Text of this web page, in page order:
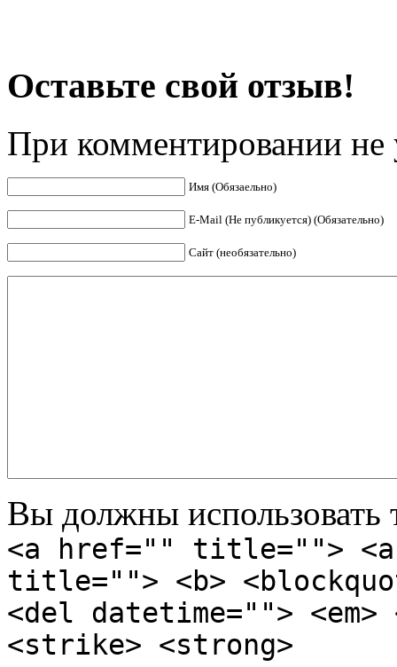
Оставьте свой отзыв!
При комментировании не
Имя (Обязаельно)
E-Mail (Не публикуется) (Обязательно)
Сайт (необязательно)
Вы должны использовать
<a href="" title="">
title=""> <b>
<del datetime="">
<strike> <strong>